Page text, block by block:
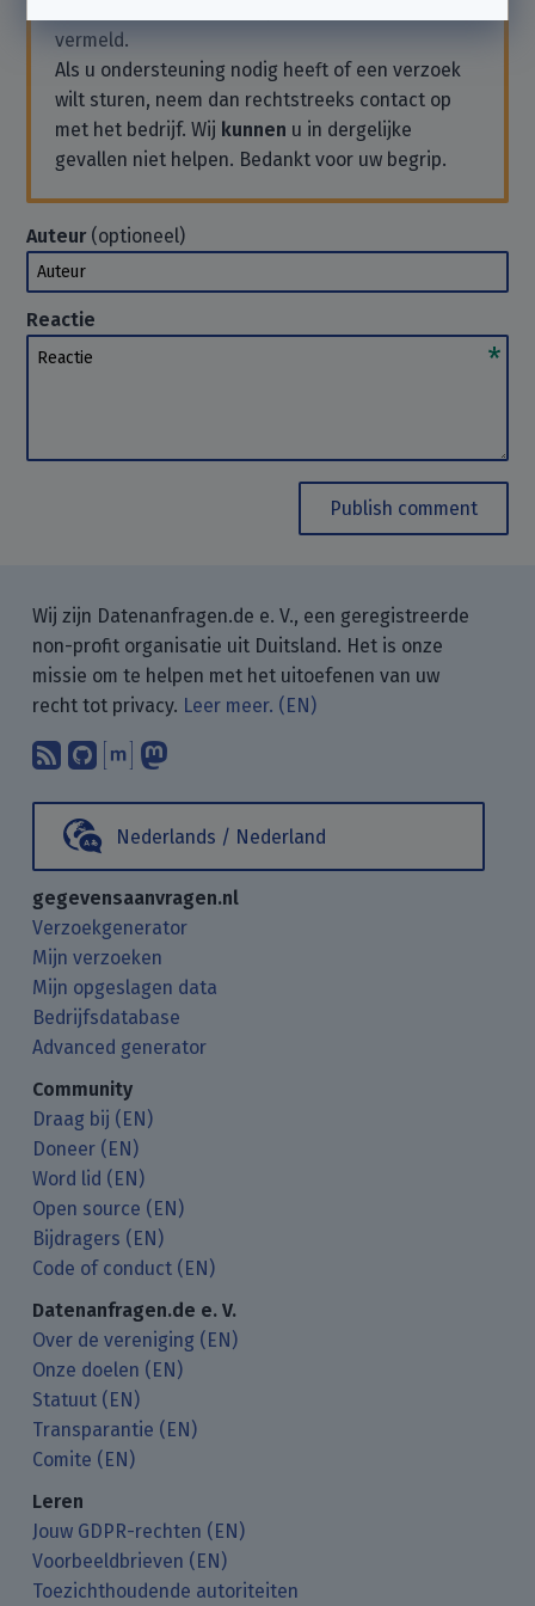
vermeld.
Als u ondersteuning nodig heeft of een verzoek
wilt sturen, neem dan rechtstreeks contact op
met het bedrijf. Wij kunnen u in dergelijke
gevallen niet helpen. Bedankt voor uw begrip.
Auteur(optioneel)
Auteur
Reactie
Reactie
Publish comment
Wij zijn Datenanfragen.de e. V., een geregistreerde
non-profit organisatie uit Duitsland. Het is onze
missie om te helpen met het uitoefenen van uw
recht tot privacy. Leer meer. (EN)
Abonneer op onze blogposts met
Vind ons op GitHub.
Praat met ons via Matrix.
Nederlands / Nederland
gegevensaanvragen.nl
Verzoekgenerator
Mijn verzoeken
Mijn opgeslagen data
Bedrijfsdatabase
Advanced generator
Community
Draag bij (EN)
Doneer (EN)
Word lid (EN)
Open source (EN)
Bijdragers (EN)
Code of conduct (EN)
Datenanfragen.de e. V.
Over de vereniging (EN)
Onze doelen (EN)
Statuut (EN)
Transparantie (EN)
Comite (EN)
Leren
Jouw GDPR-rechten (EN)
Voorbeeldbrieven (EN)
Toezichthoudende autoriteiten